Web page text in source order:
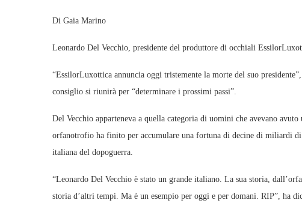
Di Gaia Marino
Leonardo Del Vecchio, presidente del produttore di occhiali
“EssilorLuxottica annuncia oggi tristemente la morte del suo
consiglio si riunirà per “determinare i prossimi passi”.
Del Vecchio apparteneva a quella categoria di uomini che avevano
orfanotrofio ha finito per accumulare una fortuna di decine di miliardi
italiana del dopoguerra.
“Leonardo Del Vecchio è stato un grande italiano. La sua storia,
storia d’altri tempi. Ma è un esempio per oggi e per domani. RIP”, ha